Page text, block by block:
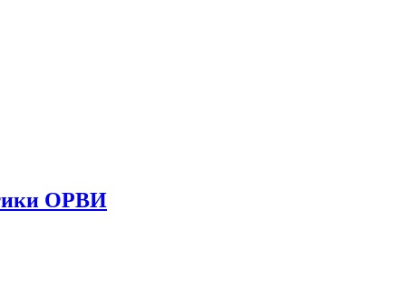
ОРВИ